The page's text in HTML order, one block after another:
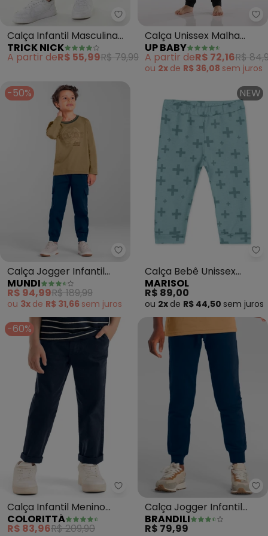
Trick Nick - Calça Infantil
Calça Infantil Masculina
(Preto)
TRICK NICK
A partir deR$ 55,99R$ 79,99
Calça Unissex Malha
Térmica (Preto)
UP BABY
A partir deR$ 72,16R$
ou 2x de R$ 36,08 sem juros
-50%
Mundi - Calça Jogger Infantil
Calça Jogger Infantil
Menino Sarja (Azul)
MUNDI
R$ 94,99R$ 189,99
ou 3x de R$ 31,66 sem juros
NEW
Calça Bebê Unissex
Match (Azul)
MARISOL
R$ 89,00
ou 2x de R$ 44,50 sem juros
-60%
Colorittá - Calça Infantil
Calça Infantil Menino
Sarja com Bolsos (Azul)
COLORITTÁ
R$ 83,96R$ 209,90
Calça Jogger Infantil
Menino em Moletinho
BRANDILI
R$ 79,99